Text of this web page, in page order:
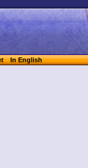
In English